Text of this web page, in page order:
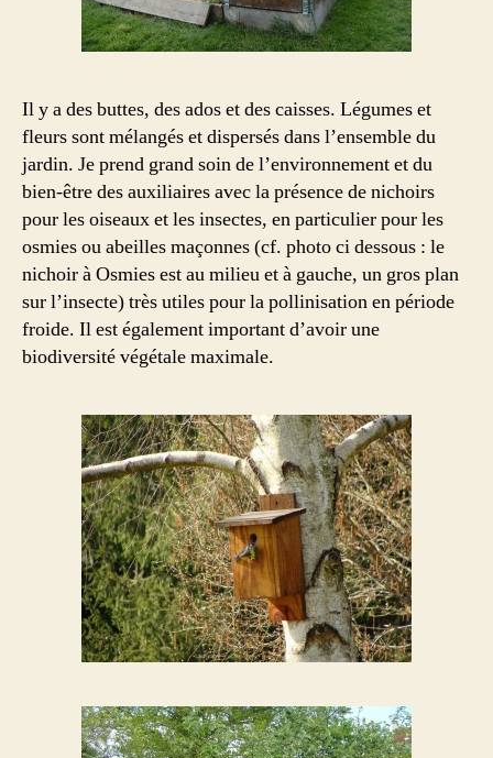
Il y a des buttes, des ados et des caisses. Légumes et
fleurs sont mélangés et dispersés dans l’ensemble du
jardin. Je prend grand soin de l’environnement et du
bien-être des auxiliaires avec la présence de nichoirs
pour les oiseaux et les insectes, en particulier pour les
osmies ou abeilles maçonnes (cf. photo ci dessous : le
nichoir à Osmies est au milieu et à gauche, un gros plan
sur l’insecte) très utiles pour la pollinisation en période
froide. Il est également important d’avoir une
biodiversité végétale maximale.